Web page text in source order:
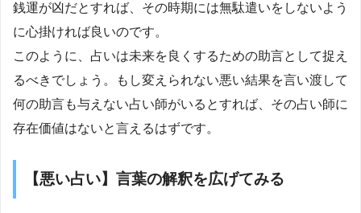
銭運が凶だとすれば、その時期には無駄遣いをしないよう
に心掛ければ良いのです。
このように、占いは未来を良くするための助言として捉え
るべきでしょう。もし変えられない悪い結果を言い渡して
何の助言も与えない占い師がいるとすれば、その占い師に
存在価値はないと言えるはずです。
【悪い占い】言葉の解釈を広げてみる